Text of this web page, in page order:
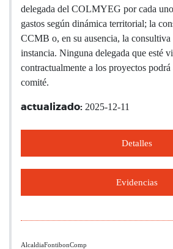
delegada del COLMYEG por cada
gastos según dinámica territorial; la
CCMB o, en su ausencia, la consultiva
instancia. Ninguna delegada que esté
contractualmente a los proyectos podrá
comité.
actualizado: 2025-12-11
Detalles
Evidencias
AlcaldiaFontibonComp